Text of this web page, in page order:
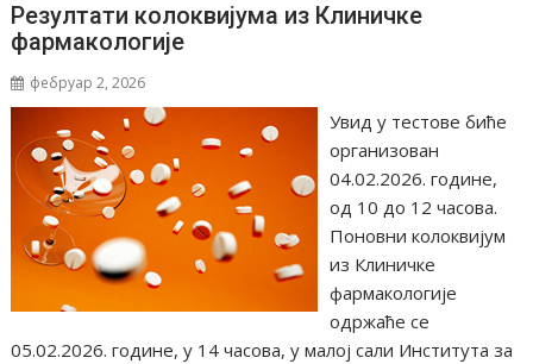
Резултати колоквијума из Клиничке
фармакологије
фебруар 2, 2026
Увид у тестове биће
организован
04.02.2026. године,
од 10 до 12 часова.
Поновни колоквијум
из Клиничке
фармакологије
одржаће се
05.02.2026. године, у 14 часова, у малој сали Института за